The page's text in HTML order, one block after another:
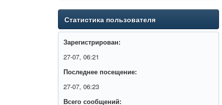
Статистика пользователя
Зарегистрирован:
27-07, 06:21
Последнее посещение:
27-07, 06:23
Всего сообщений: